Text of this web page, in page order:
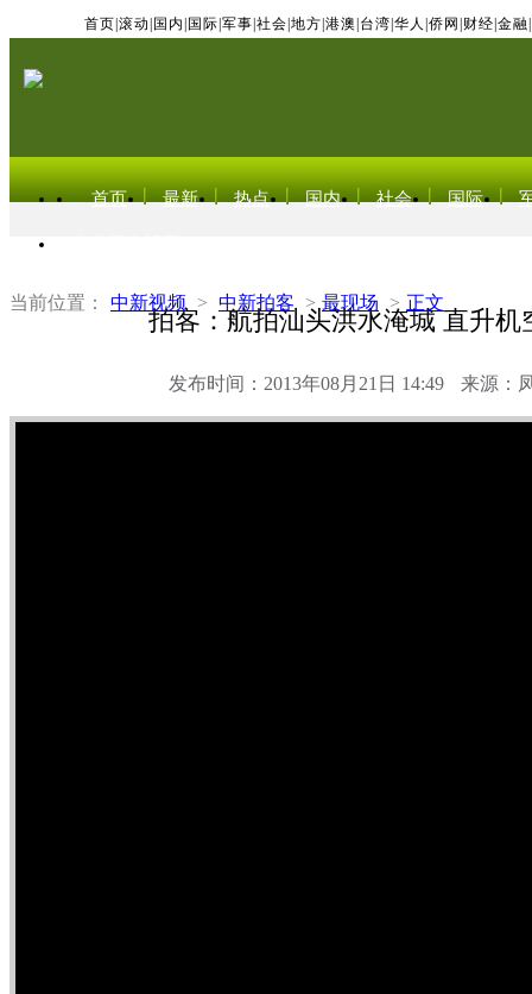
首页 滚动 国内 国际 军事 社会 地方 港澳 台湾 华人 侨网 财经 金融
首页 最新 热点 国内 社会 国际
当前位置： 中新视频 > 中新拍客 > 最现场 > 正文
拍客：航拍汕头洪水淹城 直升机
发布时间：2013年08月21日 14:49 来源：